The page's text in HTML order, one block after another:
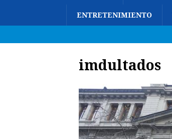
ENTRETENIMIENTO
imdultados